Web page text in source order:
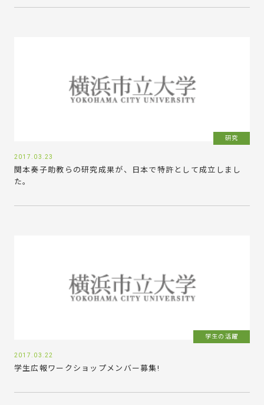
研究
2017.03.23
関本奏子助教らの研究成果が、日本で特許として成立しまし
た。
学生の活躍
2017.03.22
学生広報ワークショップメンバー募集!